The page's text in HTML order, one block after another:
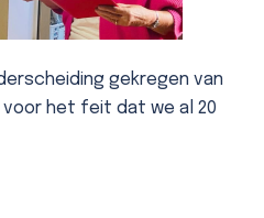
gekregen van
voor het feit dat we al 20